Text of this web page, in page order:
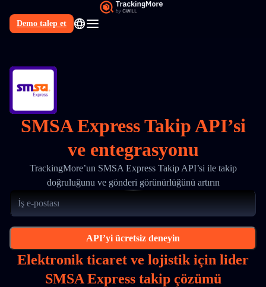
Demo talep et
SMSA Express Takip API’si
ve entegrasyonu
TrackingMore’un SMSA Express Takip API’si ile takip
doğruluğunu ve gönderi görünürlüğünü artırın
API’yi ücretsiz deneyin
Elektronik ticaret ve lojistik için lider
SMSA Express takip çözümü